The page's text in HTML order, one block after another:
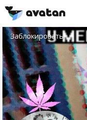
Заблокировать